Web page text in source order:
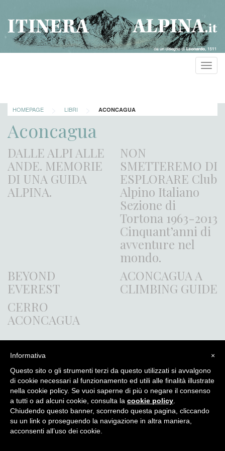
HOMEPAGE LIBRI ACONCAGUA
Aconcagua
DALLE ALPI ALLE
ANDE. MEMORIE
DI UNA GUIDA
ALPINA.
NON
SMETTEREMO DI
ESPLORARE Club
Alpino Italiano
Sezione di
Tortona 1963-2013
Cinquant’anni di
avventure nel
mondo.
BEYOND
EVEREST
ACONCAGUA A
CLIMBING GUIDE
CERRO
ACONCAGUA
MI - Tel: 02.33604325 - itineraalpina@fastwebnet.it | Privacy
policy
×
Informativa
Questo sito o gli strumenti terzi da questo utilizzati si avvalgono
di cookie necessari al funzionamento ed utili alle finalità illustrate
nella cookie policy. Se vuoi saperne di più o negare il consenso
a tutti o ad alcuni cookie, consulta la cookie policy
Chiudendo questo banner, scorrendo questa pagina, cliccando
su un link o proseguendo la navigazione in altra maniera,
acconsenti all’uso dei cookie.